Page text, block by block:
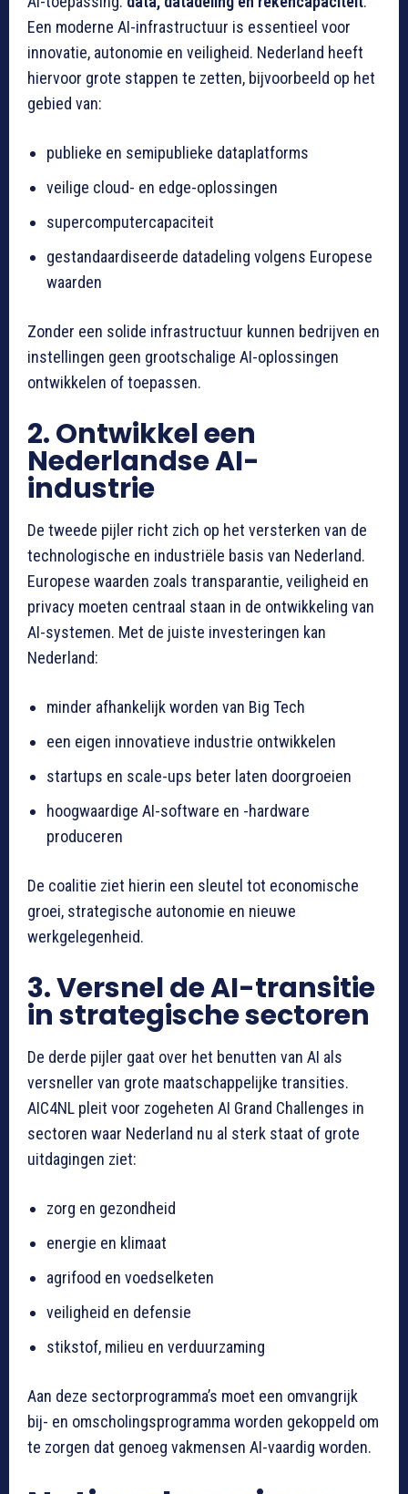
Een moderne AI-infrastructuur is essentieel voor
innovatie, autonomie en veiligheid. Nederland heeft
hiervoor grote stappen te zetten, bijvoorbeeld op het
gebied van:
publieke en semipublieke dataplatforms
veilige cloud- en edge-oplossingen
supercomputercapaciteit
gestandaardiseerde datadeling volgens Europese
waarden
Zonder een solide infrastructuur kunnen bedrijven en
instellingen geen grootschalige AI-oplossingen
ontwikkelen of toepassen.
2. Ontwikkel een
Nederlandse AI-
industrie
De tweede pijler richt zich op het versterken van de
technologische en industriële basis van Nederland.
Europese waarden zoals transparantie, veiligheid en
privacy moeten centraal staan in de ontwikkeling van
AI-systemen. Met de juiste investeringen kan
Nederland:
minder afhankelijk worden van Big Tech
een eigen innovatieve industrie ontwikkelen
startups en scale-ups beter laten doorgroeien
hoogwaardige AI-software en -hardware
produceren
De coalitie ziet hierin een sleutel tot economische
groei, strategische autonomie en nieuwe
werkgelegenheid.
3. Versnel de AI-transitie
in strategische sectoren
De derde pijler gaat over het benutten van AI als
versneller van grote maatschappelijke transities.
AIC4NL pleit voor zogeheten AI Grand Challenges in
sectoren waar Nederland nu al sterk staat of grote
uitdagingen ziet:
zorg en gezondheid
energie en klimaat
agrifood en voedselketen
veiligheid en defensie
stikstof, milieu en verduurzaming
Aan deze sectorprogramma’s moet een omvangrijk
bij- en omscholingsprogramma worden gekoppeld om
te zorgen dat genoeg vakmensen AI-vaardig worden.